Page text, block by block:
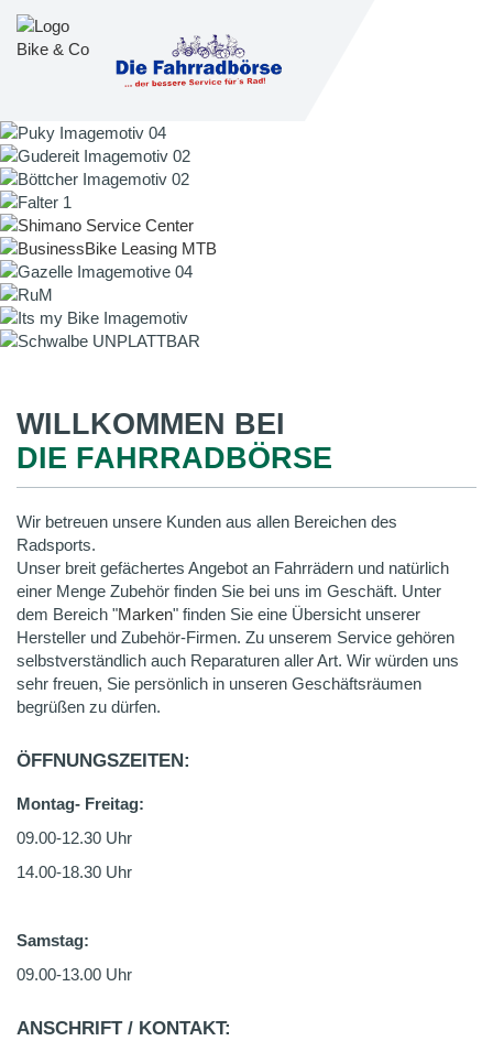
WILLKOMMEN BEI
DIE FAHRRADBÖRSE
Wir betreuen unsere Kunden aus allen Bereichen des
Radsports.
Unser breit gefächertes Angebot an Fahrrädern und natürlich
einer Menge Zubehör finden Sie bei uns im Geschäft. Unter
dem Bereich "Marken" finden Sie eine Übersicht unserer
Hersteller und Zubehör-Firmen. Zu unserem Service gehören
selbstverständlich auch Reparaturen aller Art. Wir würden uns
sehr freuen, Sie persönlich in unseren Geschäftsräumen
begrüßen zu dürfen.
ÖFFNUNGSZEITEN:
Montag- Freitag:
09.00-12.30 Uhr
14.00-18.30 Uhr
Samstag:
09.00-13.00 Uhr
ANSCHRIFT / KONTAKT: